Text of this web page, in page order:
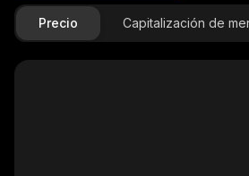
Precio Capitalización de